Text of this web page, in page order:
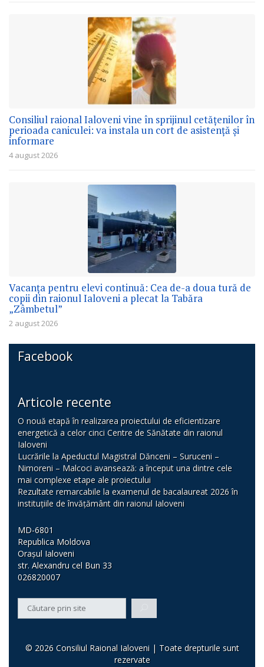
Consiliul raional Ialoveni vine în sprijinul cetățenilor în
perioada caniculei: va instala un cort de asistență și
informare
4 august 2026
Vacanța pentru elevi continuă: Cea de-a doua tură de
copii din raionul Ialoveni a plecat la Tabăra
„Zâmbetul”
2 august 2026
Facebook
Articole recente
O nouă etapă în realizarea proiectului de eficientizare
energetică a celor cinci Centre de Sănătate din raionul
Ialoveni
Lucrările la Apeductul Magistral Dănceni – Suruceni –
Nimoreni – Malcoci avansează: a început una dintre cele
mai complexe etape ale proiectului
Rezultate remarcabile la examenul de bacalaureat 2026 în
instituțiile de învățământ din raionul Ialoveni
MD-6801
Republica Moldova
Orașul Ialoveni
str. Alexandru cel Bun 33
026820007
© 2026 Consiliul Raional Ialoveni | Toate drepturile sunt
rezervate